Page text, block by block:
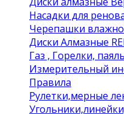
Насадки для
Черепашки
Диски Алмазные
Газ , Горелки,
Измерительный
Правила
Рулетки,мерные